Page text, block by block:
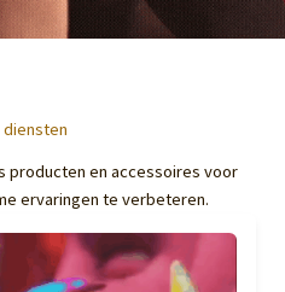
diensten
producten en accessoires voor
ervaringen te verbeteren.